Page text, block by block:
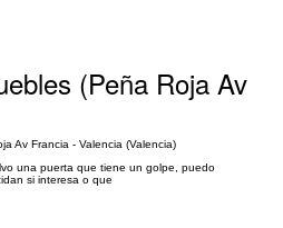
(Peña Roja Av
Av Francia - Valencia (Valencia)
una puerta que tiene un golpe, puedo
si interesa o que